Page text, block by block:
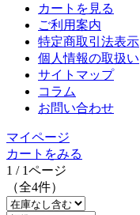
カートを見る
ご利用案内
特定商取引法表示
個人情報の取扱い
サイトマップ
コラム
お問い合わせ
マイページ
カートをみる
1 / 1ページ
（全4件）